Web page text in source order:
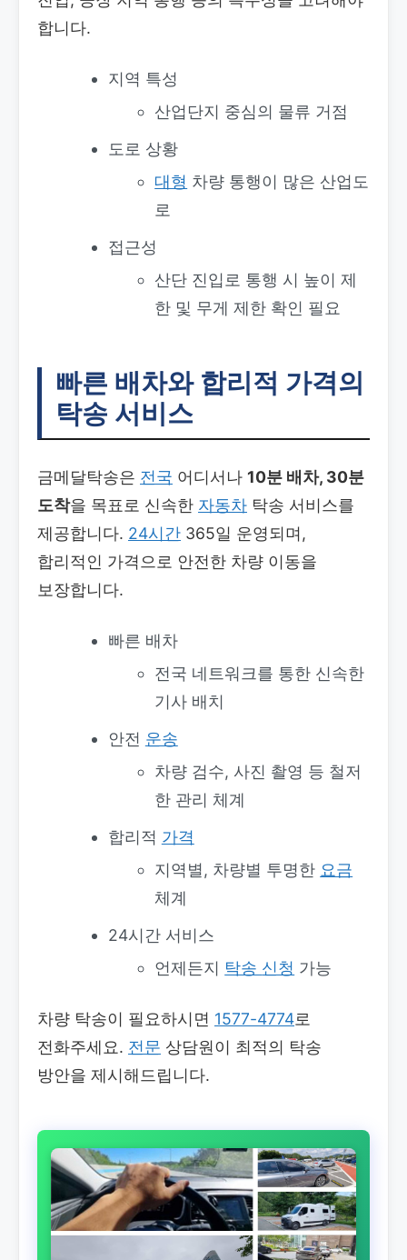
합니다.
지역 특성
산업단지 중심의 물류 거점
도로 상황
대형 차량 통행이 많은 산업도
로
접근성
산단 진입로 통행 시 높이 제
한 및 무게 제한 확인 필요
빠른 배차와 합리적 가격의
탁송 서비스
금메달탁송은 전국 어디서나 10분 배차, 30분
도착을 목표로 신속한 자동차 탁송 서비스를
제공합니다. 24시간 365일 운영되며,
합리적인 가격으로 안전한 차량 이동을
보장합니다.
빠른 배차
전국 네트워크를 통한 신속한
기사 배치
안전 운송
차량 검수, 사진 촬영 등 철저
한 관리 체계
합리적 가격
지역별, 차량별 투명한 요금
체계
24시간 서비스
언제든지 탁송 신청 가능
차량 탁송이 필요하시면 1577-4774로
전화주세요. 전문 상담원이 최적의 탁송
방안을 제시해드립니다.